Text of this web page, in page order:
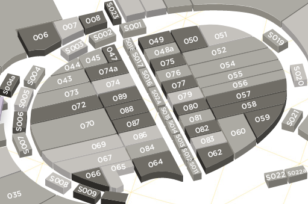
051
050
052
054
055
056
057
058
059
060
049
048a
075
076
077
079
080
081
082
083
062
S018
S017
S016
S024
S015
S014
S013
047
045
S012
074a
S011
074
089
088
087
086
084
044
043
073
072
070
069
067 064
065
066
S0
0
5
S0
0
6
S0
0
7
S008 S009
S022a
S022
S021
S020
S001
008 S023
007
S003 S019
006 S002
035
S0
0
4
S00
4a